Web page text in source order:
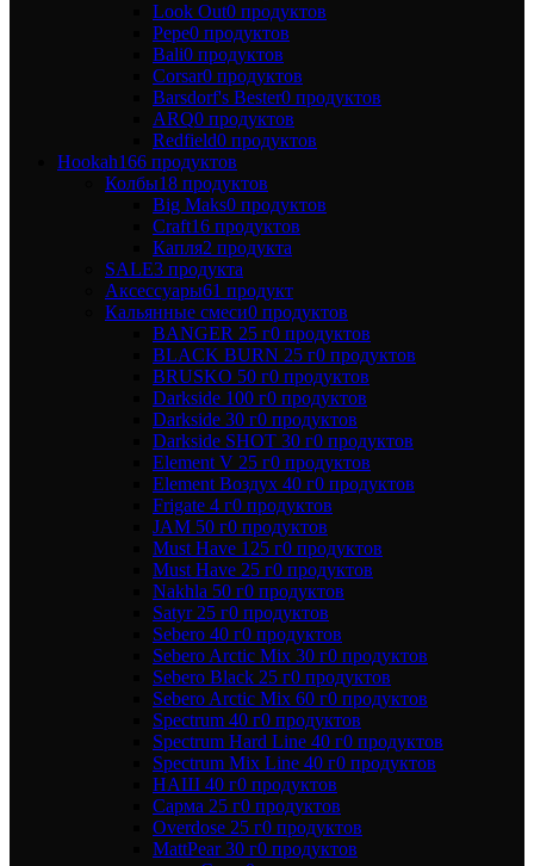
Look Out0 продуктов
Pepe0 продуктов
Bali0 продуктов
Corsar0 продуктов
Barsdorf's Bester0 продуктов
ARQ0 продуктов
Redfield0 продуктов
Hookah166 продуктов
Колбы18 продуктов
Big Maks0 продуктов
Craft16 продуктов
Капля2 продукта
SALE3 продукта
Аксессуары61 продукт
Кальянные смеси0 продуктов
BANGER 25 г0 продуктов
BLACK BURN 25 г0 продуктов
BRUSKO 50 г0 продуктов
Darkside 100 г0 продуктов
Darkside 30 г0 продуктов
Darkside SHOT 30 г0 продуктов
Element V 25 г0 продуктов
Element Воздух 40 г0 продуктов
Frigate 4 г0 продуктов
JAM 50 г0 продуктов
Must Have 125 г0 продуктов
Must Have 25 г0 продуктов
Nakhla 50 г0 продуктов
Satyr 25 г0 продуктов
Sebero 40 г0 продуктов
Sebero Arctic Mix 30 г0 продуктов
Sebero Black 25 г0 продуктов
Sebero Arctic Mix 60 г0 продуктов
Spectrum 40 г0 продуктов
Spectrum Hard Line 40 г0 продуктов
Spectrum Mix Line 40 г0 продуктов
НАШ 40 г0 продуктов
Сарма 25 г0 продуктов
Overdose 25 г0 продуктов
MattPear 30 г0 продуктов